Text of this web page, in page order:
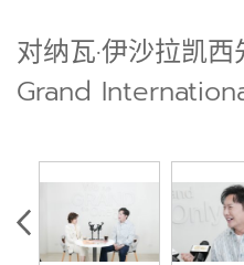
对纳瓦·伊沙拉凯
Grand